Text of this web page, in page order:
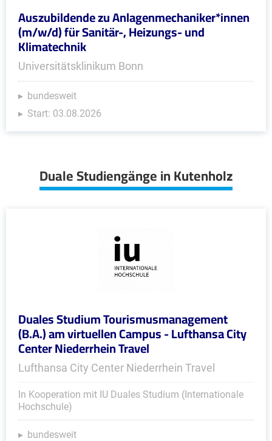
Auszubildende zu Anlagenmechaniker*innen
(m/w/d) für Sanitär-, Heizungs- und
Klimatechnik
Universitätsklinikum Bonn
bundesweit
Start: 03.08.2026
Duale Studiengänge in Kutenholz
Duales Studium Tourismusmanagement
(B.A.) am virtuellen Campus - Lufthansa City
Center Niederrhein Travel
Lufthansa City Center Niederrhein Travel
In Kooperation mit IU Duales Studium (Internationale
Hochschule)
bundesweit